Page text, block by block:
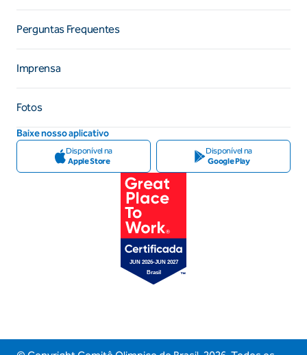
Perguntas Frequentes
Imprensa
Fotos
Baixe nosso aplicativo
Disponível na
Apple Store
Disponível na
Google Play